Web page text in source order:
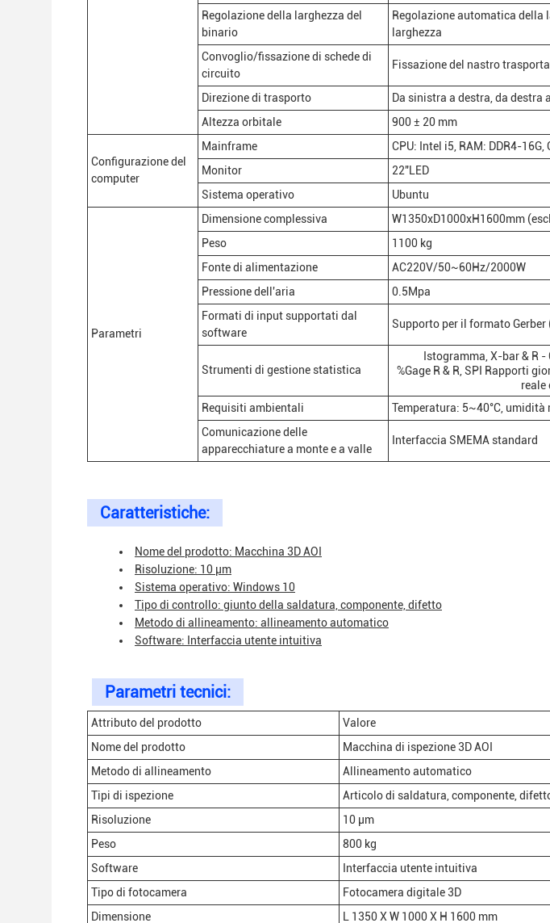
Regolazione della larghezza del
binario
Regolazione automatica della
larghezza
Convoglio/fissazione di schede di
circuito
Fissazione del nastro
Direzione di trasporto
Da sinistra a destra, da destra
Altezza orbitale
900 ± 20 mm
Configurazione del
computer
Mainframe
CPU: Intel i5, RAM: DDR4-16G,
Monitor
22"LED
Sistema operativo
Ubuntu
Parametri
Dimensione complessiva
W1350xD1000xH1600mm
Peso
1100 kg
Fonte di alimentazione
AC220V/50~60Hz/2000W
Pressione dell'aria
0.5Mpa
Formati di input supportati dal
software
Supporto per il formato Gerber
Strumenti di gestione statistica
Istogramma, X-bar & R -
%Gage R & R, SPI Rapporti
reale
Requisiti ambientali
Temperatura: 5~40°C, umidità
Comunicazione delle
apparecchiature a monte e a valle
Interfaccia SMEMA standard
Caratteristiche:
Nome del prodotto: Macchina 3D AOI
Risoluzione: 10 μm
Sistema operativo: Windows 10
Tipo di controllo: giunto della saldatura, componente, difetto
Metodo di allineamento: allineamento automatico
Software: Interfaccia utente intuitiva
Parametri tecnici:
Attributo del prodotto
Valore
Nome del prodotto
Macchina di ispezione 3D AOI
Metodo di allineamento
Allineamento automatico
Tipi di ispezione
Articolo di saldatura, componente,
Risoluzione
10 μm
Peso
800 kg
Software
Interfaccia utente intuitiva
Tipo di fotocamera
Fotocamera digitale 3D
Dimensione
L 1350 X W 1000 X H 1600 mm